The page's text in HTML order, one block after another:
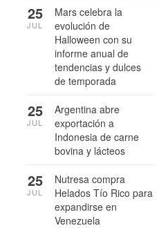
Mars celebra la
evolución de
Halloween con su
informe anual de
tendencias y dulces
de temporada
25
JUL
Argentina abre
exportación a
Indonesia de carne
bovina y lácteos
25
JUL
Nutresa compra
Helados Tío Rico para
expandirse en
Venezuela
25
JUL